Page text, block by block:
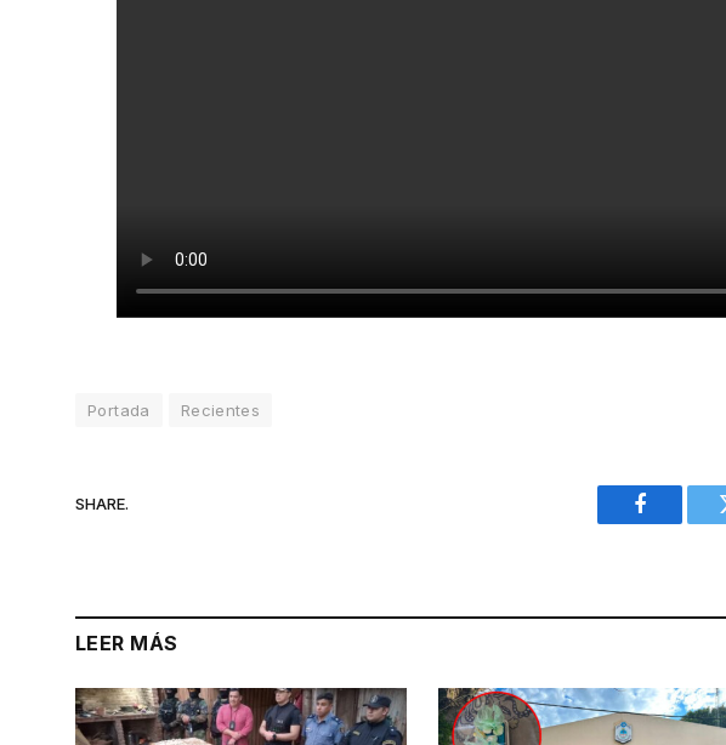
Portada Recientes
SHARE.
Facebook
LEER MÁS